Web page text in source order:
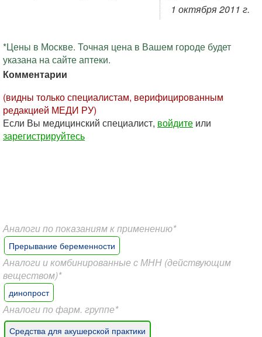
1 октября 2011 г.
*Цены в Москве. Точная цена в Вашем городе будет
указана на сайте аптеки.
Комментарии
(видны только специалистам, верифицированным
редакцией МЕДИ РУ)
Если Вы медицинский специалист, войдите или
зарегистрируйтесь
Аналоги по показаниям к применению*
Прерывание беременности
Аналоги и комбинированные с МНН (действующим
веществом)*
динопрост
Аналоги по фарм. группе*
Средства для акушерской практики